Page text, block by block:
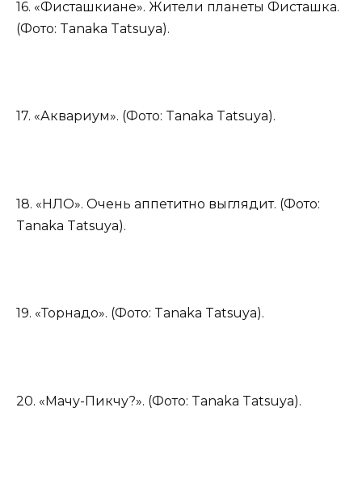
16. «Фисташкиане». Жители планеты Фисташка.
(Фото: Tanaka Tatsuya).
17. «Аквариум». (Фото: Tanaka Tatsuya).
18. «НЛО». Очень аппетитно выглядит. (Фото:
Tanaka Tatsuya).
19. «Торнадо». (Фото: Tanaka Tatsuya).
20. «Мачу-Пикчу?». (Фото: Tanaka Tatsuya).